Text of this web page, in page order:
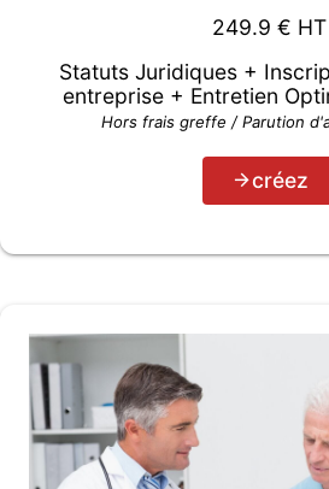
249.9 € HT
Statuts Juridiques +
entreprise + Entretien
Hors frais greffe / Parution
créez